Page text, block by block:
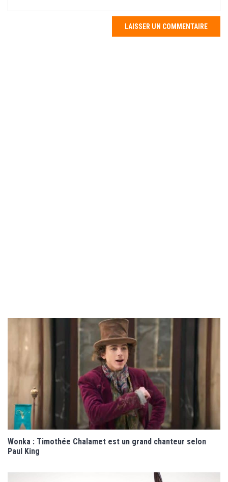
Wonka : Timothée Chalamet est un grand chanteur selon
Paul King